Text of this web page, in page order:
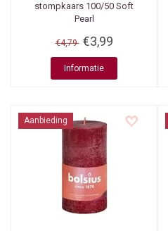
stompkaars 100/50 Soft
Pearl
€4,79 €3,99
Informatie
Aanbieding